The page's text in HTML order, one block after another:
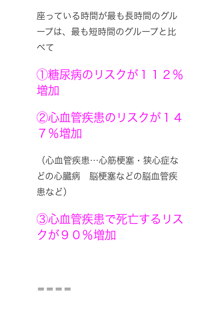
座っている時間が最も長時間のグル
ープは、最も短時間のグループと比
べて
①糖尿病のリスクが１１２％
増加
②心血管疾患のリスクが１４
７％増加
（心血管疾患…心筋梗塞・狭心症な
どの心臓病 脳梗塞などの脳血管疾
患など）
③心血管疾患で死亡するリス
クが９０％増加
＝＝＝＝